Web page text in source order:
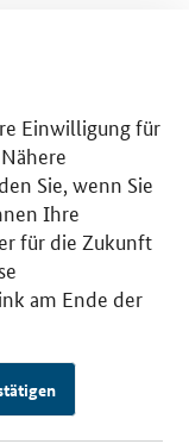
Einwilligung für
Sie, wenn Sie
Ihre
für die Zukunft
am Ende der